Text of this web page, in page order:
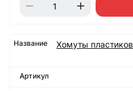
Хомуты